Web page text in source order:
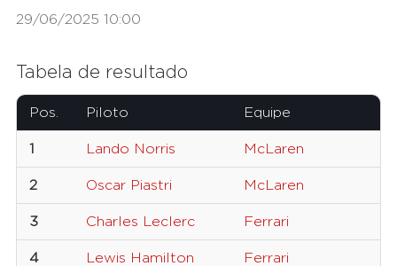
29/06/2025 10:00
Tabela de resultado
Pos. Piloto Equipe
1 Lando Norris McLaren
2 Oscar Piastri McLaren
3 Charles Leclerc Ferrari
4 Lewis Hamilton Ferrari